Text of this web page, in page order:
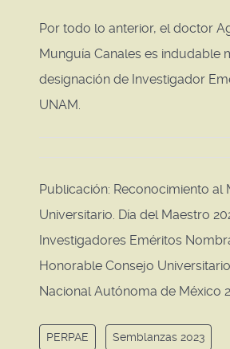
Por todo lo anterior, el doctor
Munguía Canales es indudable
designación de Investigador
UNAM.
Publicación: Reconocimiento al
Universitario. Día del Maestro
Investigadores Eméritos
Honorable Consejo
Nacional Autónoma de México
PERPAE Semblanzas 2023